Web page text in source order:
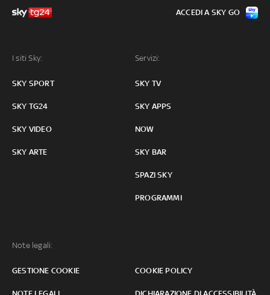
I siti Sky:
SKY SPORT
SKY TG24
SKY VIDEO
SKY ARTE
Servizi:
SKY TV
SKY APPS
NOW
SKY BAR
SPAZI SKY
PROGRAMMI
Note legali:
GESTIONE COOKIE COOKIE POLICY
ACCEDI A SKY GO